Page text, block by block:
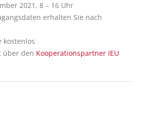
2021, 8 – 16 Uhr
erhalten Sie nach
kostenlos
über den Kooperationspartner IEU